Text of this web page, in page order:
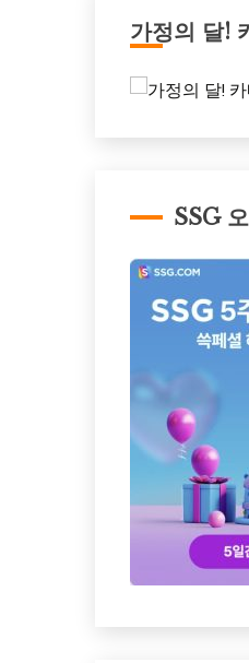
가정의 달!
SSG